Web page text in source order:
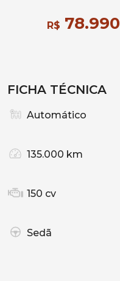
R$ 78.990
FICHA TÉCNICA
Automático
135.000 km
150 cv
Sedã